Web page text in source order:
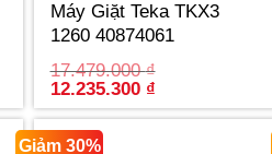
Máy Giặt Teka TKX3
1260 40874061
17.479.000₫
Original
price
was:
17.479.000 ₫.
12.235.300 ₫Current
price
is:
Giảm 30%